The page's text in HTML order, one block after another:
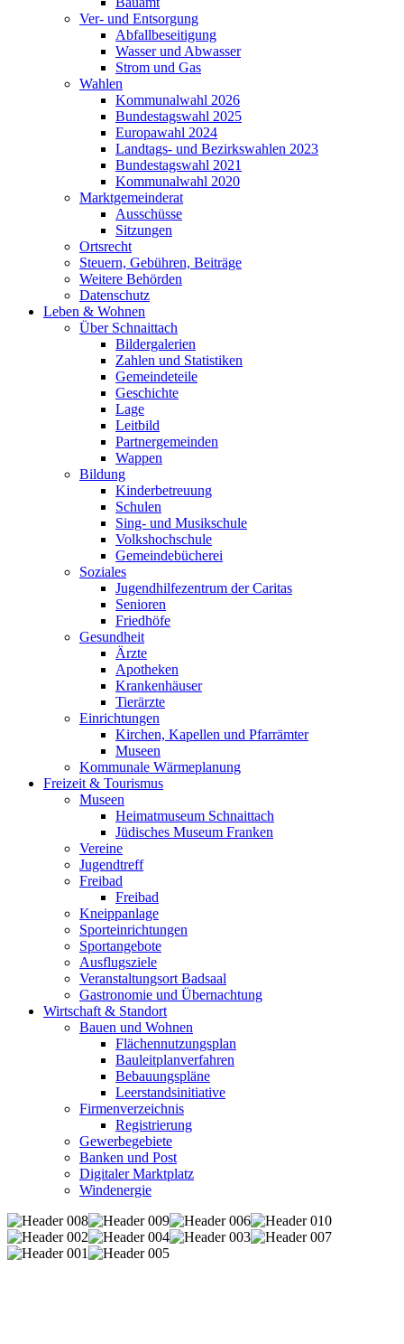
Ver- und Entsorgung
Abfallbeseitigung
Wasser und Abwasser
Strom und Gas
Wahlen
Kommunalwahl 2026
Bundestagswahl 2025
Europawahl 2024
Landtags- und Bezirkswahlen 2023
Bundestagswahl 2021
Kommunalwahl 2020
Marktgemeinderat
Ausschüsse
Sitzungen
Ortsrecht
Steuern, Gebühren, Beiträge
Weitere Behörden
Datenschutz
Leben & Wohnen
Über Schnaittach
Bildergalerien
Zahlen und Statistiken
Gemeindeteile
Geschichte
Lage
Leitbild
Partnergemeinden
Wappen
Bildung
Kinderbetreuung
Schulen
Sing- und Musikschule
Volkshochschule
Gemeindebücherei
Soziales
Jugendhilfezentrum der Caritas
Senioren
Friedhöfe
Gesundheit
Ärzte
Apotheken
Krankenhäuser
Tierärzte
Einrichtungen
Kirchen, Kapellen und Pfarrämter
Museen
Kommunale Wärmeplanung
Freizeit & Tourismus
Museen
Heimatmuseum Schnaittach
Jüdisches Museum Franken
Vereine
Jugendtreff
Freibad
Freibad
Kneippanlage
Sporteinrichtungen
Sportangebote
Ausflugsziele
Veranstaltungsort Badsaal
Gastronomie und Übernachtung
Wirtschaft & Standort
Bauen und Wohnen
Flächennutzungsplan
Bauleitplanverfahren
Bebauungspläne
Leerstandsinitiative
Firmenverzeichnis
Registrierung
Gewerbegebiete
Banken und Post
Digitaler Marktplatz
Windenergie